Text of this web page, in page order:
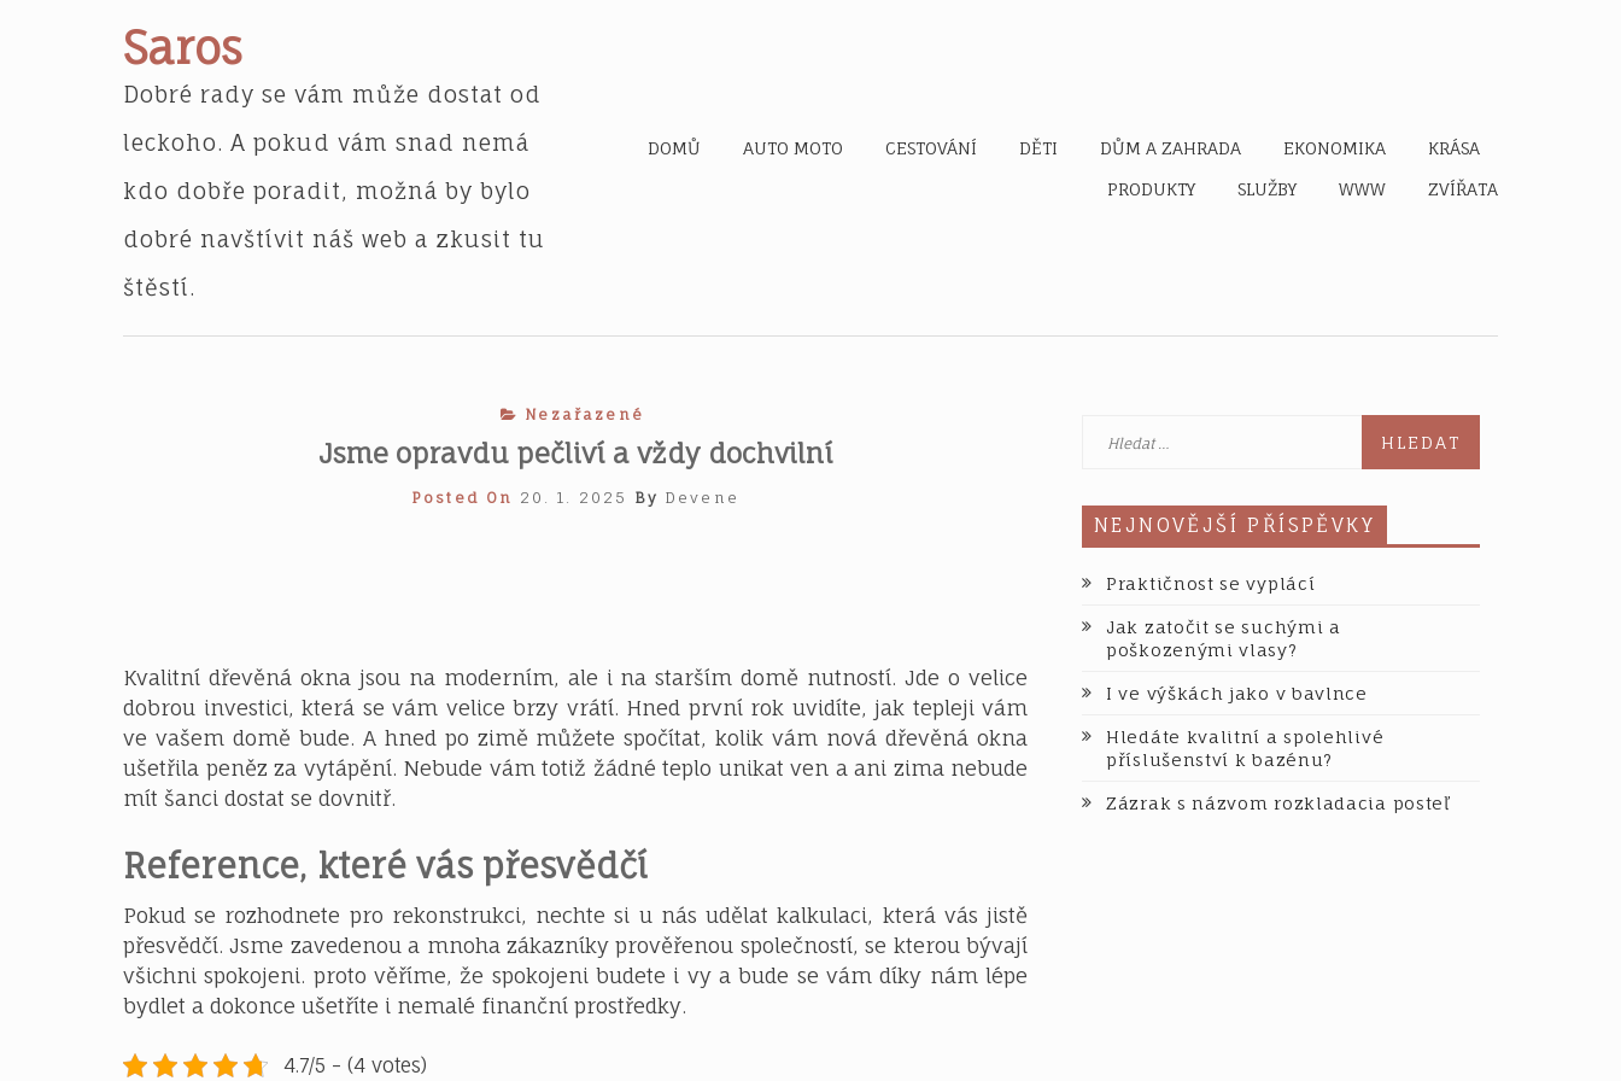
Saros
Dobré rady se vám může dostat od
leckoho. A pokud vám snad nemá
kdo dobře poradit, možná by bylo
dobré navštívit náš web a zkusit tu
štěstí.
DOMŮ AUTO MOTO CESTOVÁNÍ DĚTI DŮM A ZAHRADA EKONOMIKA
KRÁSA
PRODUKTY
SLUŽBY WWW ZVÍŘATA
Nezařazené
Jsme opravdu pečliví a vždy dochvilní
Posted On 20. 1. 2025 By Devene
Kvalitní dřevěná okna jsou na moderním, ale i na starším domě nutností. Jde o velice
dobrou investici, která se vám velice brzy vrátí. Hned první rok uvidíte, jak tepleji vám
ve vašem domě bude. A hned po zimě můžete spočítat, kolik vám nová dřevěná okna
ušetřila peněz za vytápění. Nebude vám totiž žádné teplo unikat ven a ani zima nebude
mít šanci dostat se dovnitř.
Reference, které vás přesvědčí
Pokud se rozhodnete pro rekonstrukci, nechte si u nás udělat kalkulaci, která vás jistě
přesvědčí. Jsme zavedenou a mnoha zákazníky prověřenou společností, se kterou bývají
všichni spokojeni. proto věříme, že spokojeni budete i vy a bude se vám díky nám lépe
bydlet a dokonce ušetříte i nemalé finanční prostředky.
4.7/5 - (4 votes)
NEJNOVĚJŠÍ PŘÍSPĚVKY
Praktičnost se vyplácí
Jak zatočit se suchými a
poškozenými vlasy?
I ve výškách jako v bavlnce
Hledáte kvalitní a spolehlivé
příslušenství k bazénu?
Zázrak s názvom rozkladacia posteľ